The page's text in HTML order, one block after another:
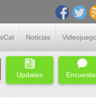
Noticias
Updates